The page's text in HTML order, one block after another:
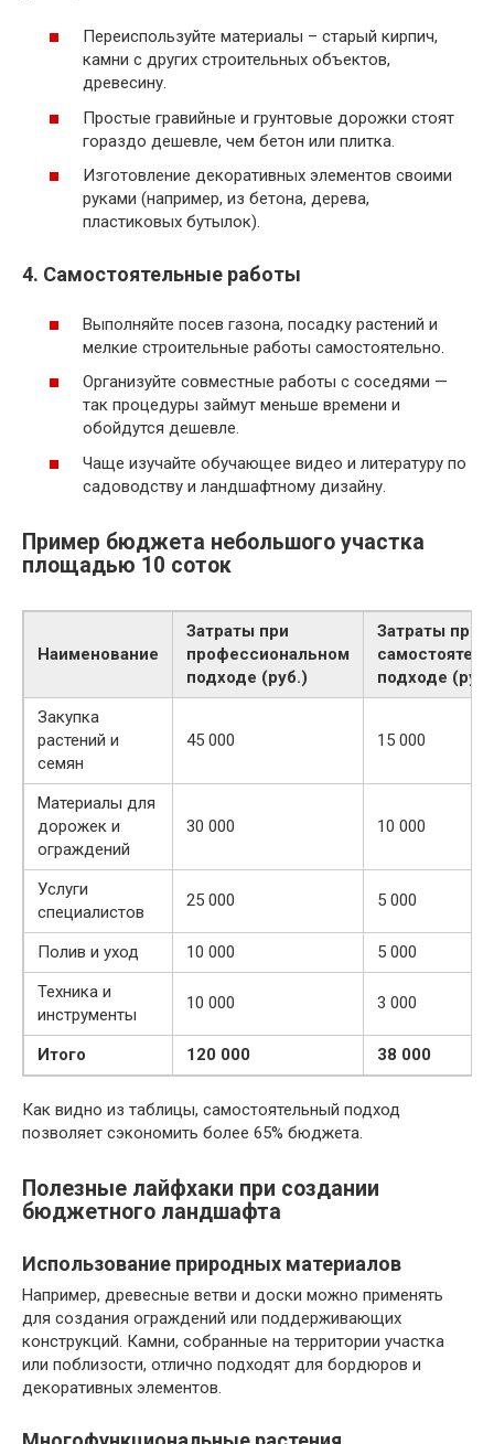
Переиспользуйте материалы – старый кирпич,
камни с других строительных объектов,
древесину.
Простые гравийные и грунтовые дорожки стоят
гораздо дешевле, чем бетон или плитка.
Изготовление декоративных элементов своими
руками (например, из бетона, дерева,
пластиковых бутылок).
4. Самостоятельные работы
Выполняйте посев газона, посадку растений и
мелкие строительные работы самостоятельно.
Организуйте совместные работы с соседями —
так процедуры займут меньше времени и
обойдутся дешевле.
Чаще изучайте обучающее видео и литературу по
садоводству и ландшафтному дизайну.
Пример бюджета небольшого участка
площадью 10 соток
Наименование
Затраты при
профессиональном
подходе (руб.)
Затраты при
подходе
Закупка
растений и
семян
45 000 15 000
Материалы для
дорожек и
ограждений
30 000 10 000
Услуги
специалистов
25 000 5 000
Полив и уход 10 000
5 000
Техника и
инструменты
10 000 3 000
Итого 120 000 38 000
Как видно из таблицы, самостоятельный подход
позволяет сэкономить более 65% бюджета.
Полезные лайфхаки при создании
бюджетного ландшафта
Использование природных материалов
Например, древесные ветви и доски можно применять
для создания ограждений или поддерживающих
конструкций. Камни, собранные на территории участка
или поблизости, отлично подходят для бордюров и
декоративных элементов.